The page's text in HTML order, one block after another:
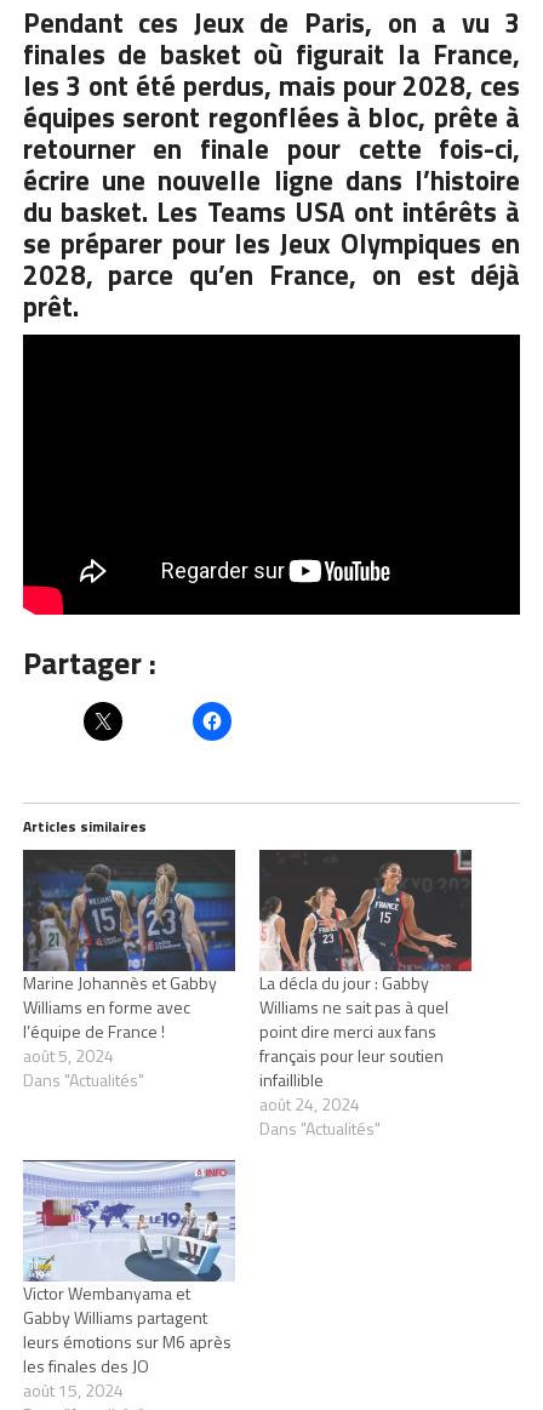
Pendant ces Jeux de Paris, on a vu 3
finales de basket où figurait la France,
les 3 ont été perdus, mais pour 2028, ces
équipes seront regonflées à bloc, prête à
retourner en finale pour cette fois-ci,
écrire une nouvelle ligne dans l’histoire
du basket. Les Teams USA ont intérêts à
se préparer pour les Jeux Olympiques en
2028, parce qu’en France, on est déjà
prêt.
Partager :
Articles similaires
Marine Johannès et Gabby
Williams en forme avec
l’équipe de France !
août 5, 2024
Dans "Actualités"
La décla du jour : Gabby
Williams ne sait pas à quel
point dire merci aux fans
français pour leur soutien
infaillible
août 24, 2024
Dans "Actualités"
Victor Wembanyama et
Gabby Williams partagent
leurs émotions sur M6 après
les finales des JO
août 15, 2024